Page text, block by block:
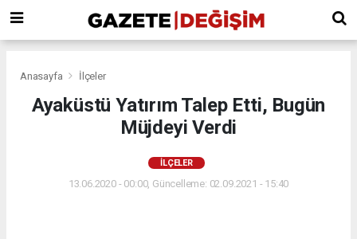
Anasayfa İlçeler
Ayaküstü Yatırım Talep Etti, Bugün
Müjdeyi Verdi
İLÇELER
13.06.2020 - 00:00, Güncelleme: 02.09.2021 - 15:40